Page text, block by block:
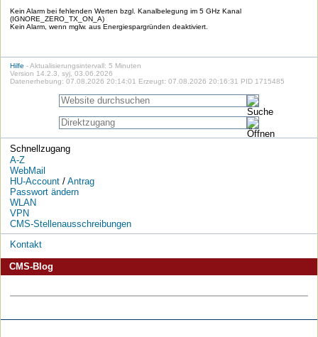
Kein Alarm bei fehlenden Werten bzgl. Kanalbelegung im 5 GHz Kanal
(IGNORE_ZERO_TX_ON_A)
Kein Alarm, wenn mglw. aus Energiespargründen deaktiviert.
Hilfe - Aktualisierungsintervall: 5 Minuten
Version 14.2.3, syj, 03.06.2026
Datenerhebung: 07.08.2026 20:14:01 Erzeugt: 07.08.2026 20:16:31 PID 1715485
Schnellzugang
A-Z
WebMail
HU-Account/ Antrag
Passwort ändern
WLAN
VPN
CMS-Stellenausschreibungen
Kontakt
CMS-Blog